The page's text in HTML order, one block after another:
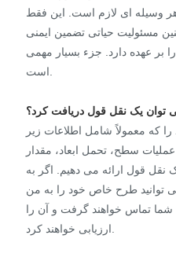
وسیله ای لازم است. این فقط
مسئولیت حیاتی تضمین ایمنی
بر عهده دارد. جزء بسیار مهمی
توان یک نقل قول دریافت کرد؟
را که معمولاً شامل اطلاعات زیر
سطح، تحمل ابعاد، مقدار
قول ارائه می دهیم. اگر به
توانید طرح خاص خود را به من
شما تماس خواهند گرفت و آن را